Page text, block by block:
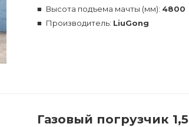
Высота подъема мачты (мм): 4800
Производитель: LiuGong
Газовый погрузчик